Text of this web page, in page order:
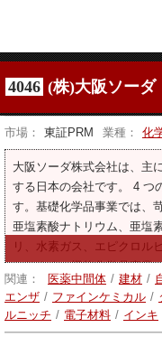
4046 (株)大阪ソーダ
市場： 東証PRM 業種： 化
大阪ソーダ株式会社は、主
する日本の会社です。 4 つ
す。基礎化学品事業では、
亜塩素酸ナトリウム、亜塩
リ、水素ガス、エピクロル
おります。機能化学品事業
ゴム、ジアリルフタレート
造・販売を行っております
関連： 医薬中間体 / 建材 /
エンザ / ファインケミカル /
ルニッチ / 電子材料 / インキ